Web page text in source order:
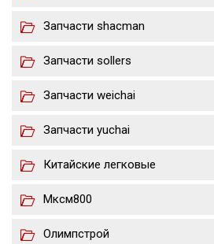
Запчасти shacman
Запчасти sollers
Запчасти weichai
Запчасти yuchai
Китайские легковые
Мксм800
Олимпстрой